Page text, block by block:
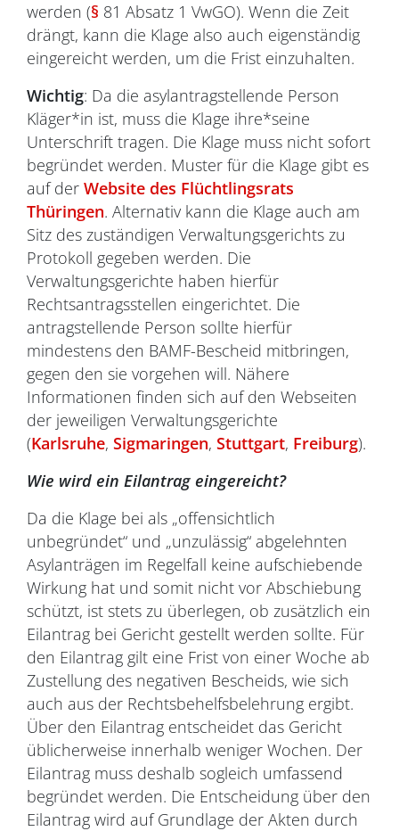
werden (§ 81 Absatz 1 VwGO). Wenn die Zeit
drängt, kann die Klage also auch eigenständig
eingereicht werden, um die Frist einzuhalten.
Wichtig: Da die asylantragstellende Person
Kläger*in ist, muss die Klage ihre*seine
Unterschrift tragen. Die Klage muss nicht sofort
begründet werden. Muster für die Klage gibt es
auf der Website des Flüchtlingsrats
Thüringen. Alternativ kann die Klage auch am
Sitz des zuständigen Verwaltungsgerichts zu
Protokoll gegeben werden. Die
Verwaltungsgerichte haben hierfür
Rechtsantragsstellen eingerichtet. Die
antragstellende Person sollte hierfür
mindestens den BAMF-Bescheid mitbringen,
gegen den sie vorgehen will. Nähere
Informationen finden sich auf den Webseiten
der jeweiligen Verwaltungsgerichte
(Karlsruhe, Sigmaringen, Stuttgart, Freiburg).
Wie wird ein Eilantrag eingereicht?
Da die Klage bei als „offensichtlich
unbegründet“ und „unzulässig“ abgelehnten
Asylanträgen im Regelfall keine aufschiebende
Wirkung hat und somit nicht vor Abschiebung
schützt, ist stets zu überlegen, ob zusätzlich ein
Eilantrag bei Gericht gestellt werden sollte. Für
den Eilantrag gilt eine Frist von einer Woche ab
Zustellung des negativen Bescheids, wie sich
auch aus der Rechtsbehelfsbelehrung ergibt.
Über den Eilantrag entscheidet das Gericht
üblicherweise innerhalb weniger Wochen. Der
Eilantrag muss deshalb sogleich umfassend
begründet werden. Die Entscheidung über den
Eilantrag wird auf Grundlage der Akten durch